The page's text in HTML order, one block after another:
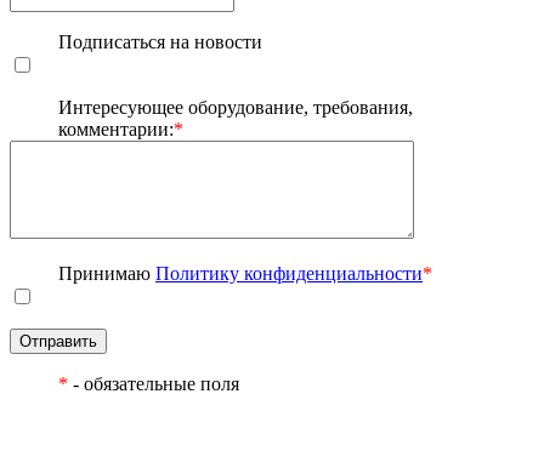
Подписаться на новости
Интересующее оборудование, требования,
комментарии:*
Принимаю Политику конфиденциальности*
Отправить
* - обязательные поля